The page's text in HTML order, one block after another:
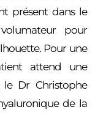
présent dans le
pour
Pour une
attend une
Dr Christophe
de la